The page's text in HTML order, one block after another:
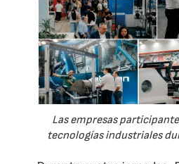
Las empresas
tecnologías industriales